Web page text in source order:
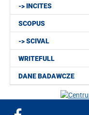
-> INCITES
SCOPUS
-> SCIVAL
WRITEFULL
DANE BADAWCZE